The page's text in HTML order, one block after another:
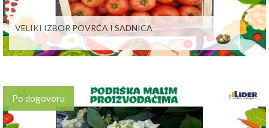
VELIKI IZBOR POVRĆA I SADNICA
Po dogovoru